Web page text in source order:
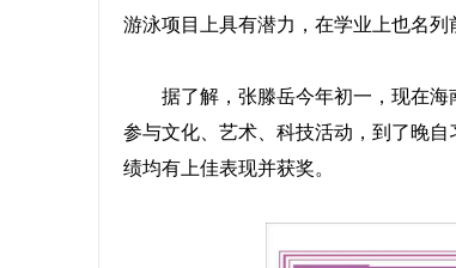
游泳项目上具有潜力，在学业上也名列
据了解，张滕岳今年初一，现在海
参与文化、艺术、科技活动，到了晚
绩均有上佳表现并获奖。